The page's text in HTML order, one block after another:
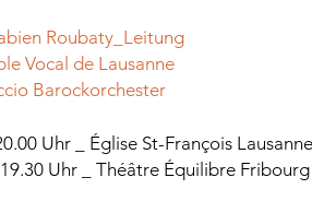
Roubaty_Leitung
Vocal de Lausanne
Barockorchester
Uhr _ Église St-François Lausanne
Uhr _ Théâtre Équilibre Fribourg